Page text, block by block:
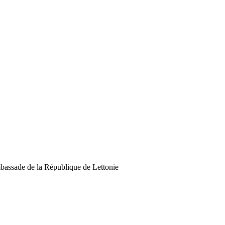
de la République de Lettonie